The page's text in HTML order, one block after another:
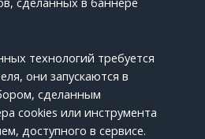
технологий требуется
они запускаются в
сделанным
cookies или инструмента
доступного в сервисе.